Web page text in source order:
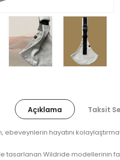
Açıklama Taksit
hayatını
Wildride modellerinin